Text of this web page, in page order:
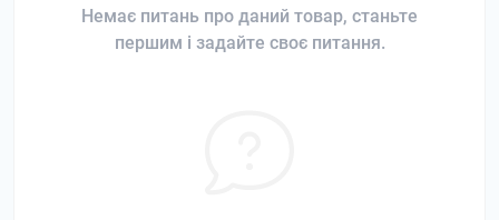
Немає питань про даний товар, станьте
першим і задайте своє питання.